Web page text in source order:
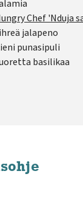
Chef 'Nduja
jalapeno
punasipuli
basilikaa